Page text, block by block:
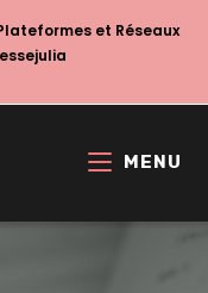
et Réseaux
MENU